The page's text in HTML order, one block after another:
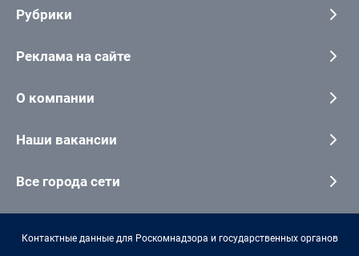
Рубрики
Реклама на сайте
О компании
Наши вакансии
Все города сети
Контактные данные для Роскомнадзора и государственных органов